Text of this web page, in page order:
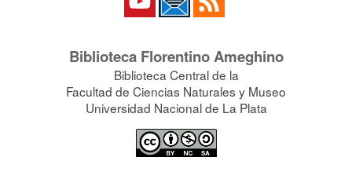
Biblioteca Florentino Ameghino
Biblioteca Central de la
Facultad de Ciencias Naturales y Museo
Universidad Nacional de La Plata